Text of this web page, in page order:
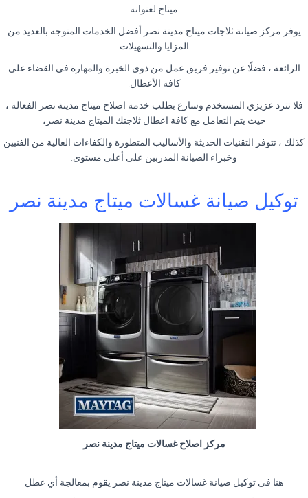
ميتاج لعنوانه
يوفر مركز صيانة ثلاجات ميتاج مدينة نصر أفضل الخدمات المتوجه بالعديد من
المزايا والتسهيلات
الرائعة ، فضلًا عن توفير فريق عمل من ذوي الخبرة والمهارة في القضاء على
كافة الأعطال.
فلا تترد عزيزي المستخدم وسارع بطلب خدمة اصلاح ميتاج مدينة نصر الفعالة ،
حيث يتم التعامل مع كافة اعطال ثلاجتك الميتاج مدينة نصر،
كذلك ، تتوفر التقنيات الحديثة والأساليب المتطورة والكفاءات العالية من الفنيين
وخبراء الصيانة المدربين على أعلى مستوى.
توكيل صيانة غسالات ميتاج مدينة نصر
مركز اصلاح غسالات ميتاج مدينة نصر
هنا فى توكيل صيانة غسالات ميتاج مدينة نصر يقوم بمعالجة أي عطل